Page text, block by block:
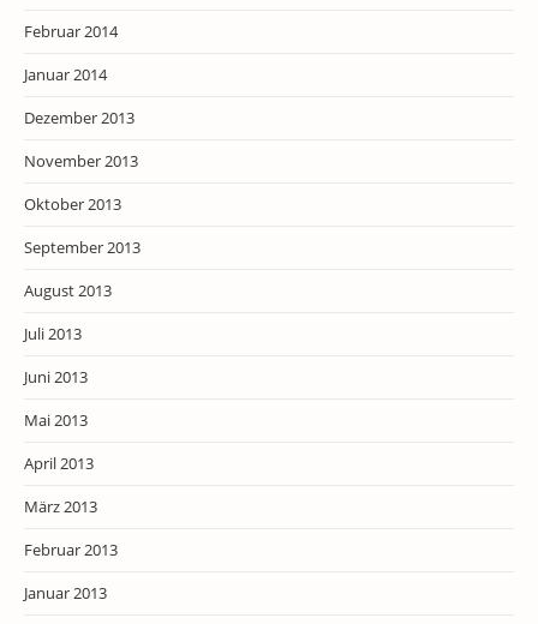
Februar 2014
Januar 2014
Dezember 2013
November 2013
Oktober 2013
September 2013
August 2013
Juli 2013
Juni 2013
Mai 2013
April 2013
März 2013
Februar 2013
Januar 2013